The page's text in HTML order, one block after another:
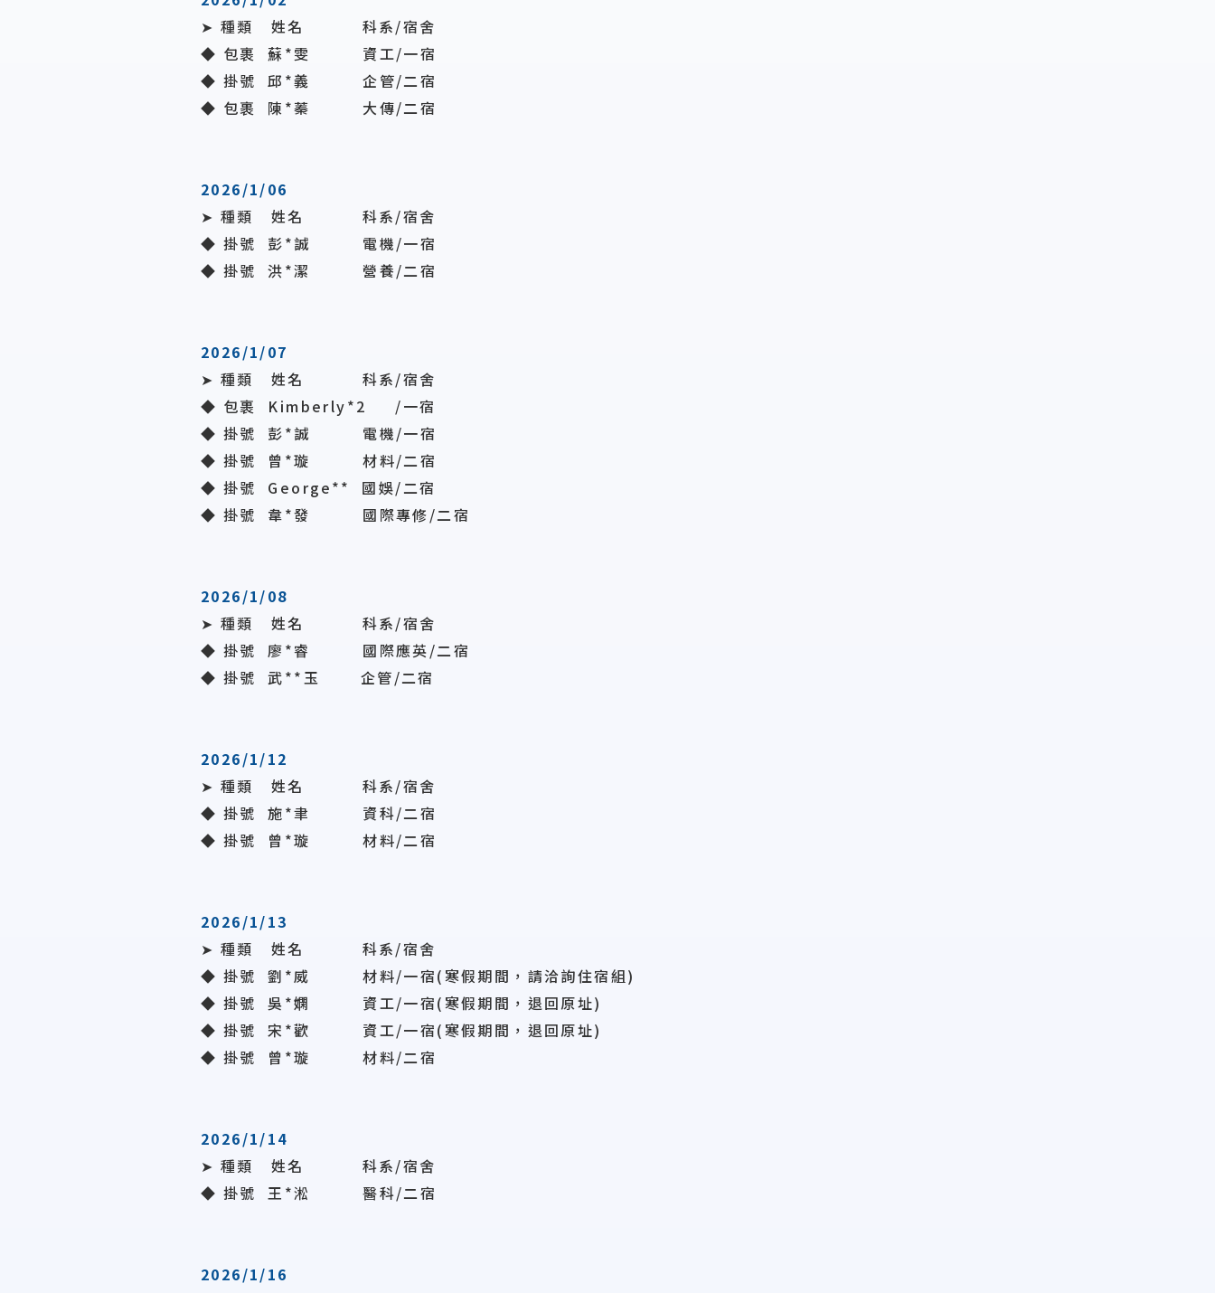
➤ 種類 姓名 科系/宿舍
◆ 包裹 蘇*雯 資工/一宿
◆ 掛號邱*義
企管/二宿
◆ 包裹 陳*蓁 大傳/二宿
2026/1/06
➤ 種類 姓名 科系/宿舍
◆ 掛號 彭*誠 電機/一宿
◆ 掛號洪*潔 營養/二宿
2026/1/07
➤ 種類 姓名 科系/宿舍
◆ 包裹 Kimberly*2 /一宿
◆ 掛號 彭*誠
電機/一宿
◆ 掛號 曾*璇 材料/二宿
◆ 掛號 George**
國娛/二宿
◆ 掛號 韋*發 國際專修/二宿
2026/1/08
➤ 種類 姓名 科系/宿舍
◆ 掛號 廖*睿 國際應英/二宿
◆ 掛號武**玉 企管/二宿
2026/1/12
➤ 種類 姓名 科系/宿舍
◆ 掛號 施*聿 資科/二宿
◆ 掛號 曾*璇 材料/二宿
2026/1/13
➤ 種類 姓名 科系/宿舍
◆ 掛號 劉*威 材料/一宿(寒假期間， 請洽詢住宿組)
◆ 掛號吳*嫻 資工/一宿(寒假期間，退回原址)
◆ 掛號 宋*歡 資工/一宿(寒假期間，退回原址)
◆ 掛號 曾*璇 材料/二宿
2026/1/14
➤ 種類 姓名 科系/宿舍
◆ 掛號 王*淞 醫科/二宿
2026/1/16